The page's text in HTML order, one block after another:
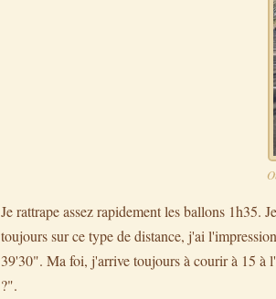
Je rattrape assez rapidement les ballons 1h35.
toujours sur ce type de distance, j'ai
39'30". Ma foi, j'arrive toujours à courir à 15 à
?".